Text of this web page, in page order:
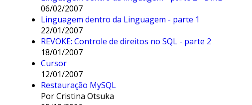
06/02/2007
Linguagem dentro da Linguagem - parte 1
22/01/2007
REVOKE: Controle de direitos no SQL - parte 2
18/01/2007
Cursor
12/01/2007
Restauração MySQL
Por Cristina Otsuka